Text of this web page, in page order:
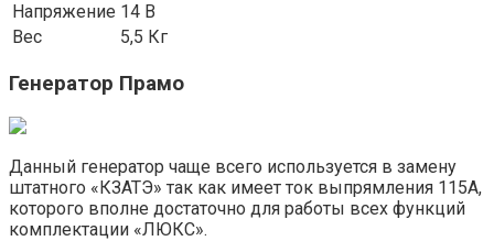
Напряжение 14 В
Вес
5,5 Кг
Генератор Прамо
Данный генератор чаще всего используется в замену
штатного «КЗАТЭ» так как имеет ток выпрямления 115А,
которого вполне достаточно для работы всех функций
комплектации «ЛЮКС».